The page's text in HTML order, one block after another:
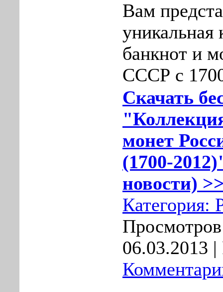
Вам
уникальная
банкнот и
СССР с
Скачать
монет
(1700-
новости)
Категория:
06.03.2013 |